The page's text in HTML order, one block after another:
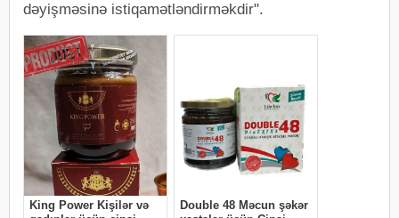
dəyişməsinə istiqamətləndirməkdir".